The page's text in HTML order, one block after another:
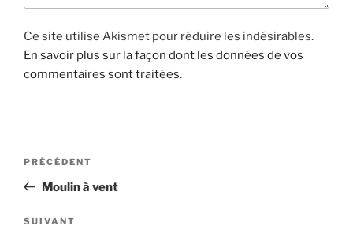
Ce site utilise Akismet pour réduire les indésirables.
En savoir plus sur la façon dont les données de vos
commentaires sont traitées.
v
i
A
r
i
PRÉCÉDENT
Moulin à vent
A
SUIVANT